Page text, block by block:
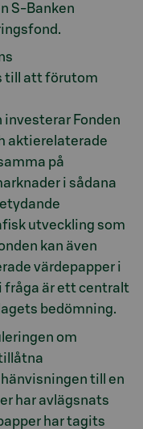
S-Banken
till att förutom
Fonden
aktierelaterade
på
i sådana
utveckling som
kan även
värdepapper i
fråga är ett centralt
bedömning.
om
till en
har avlägsnats
har tagits